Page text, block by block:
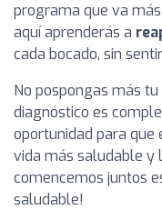
programa que va
aquí aprenderás a
cada bocado, sin
No pospongas más
diagnóstico es
oportunidad para que
vida más saludable y
comencemos juntos
saludable!